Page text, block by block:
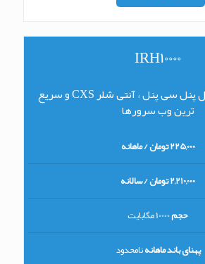
IRH10000
بهره گیری از کنترل پنل سی پنل ، آنتی شلر CXS و سریع
ترین وب سرورها
225,000 تومان / ماهانه
2,210,000 تومان / سالانه
حجم
پهنای باند ماهانهنامحدود